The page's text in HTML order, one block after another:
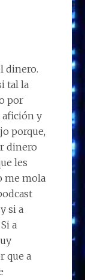
dinero.
tal la
por
afición y
porque,
dinero
les
me mola
si a
a
que a